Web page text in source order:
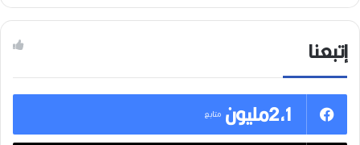
إتبعنا
2,1مليون
متابع